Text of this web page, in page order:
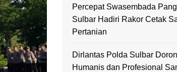
Percepat Swasembada
Sulbar Hadiri Rakor Cetak
Pertanian
Dirlantas Polda Sulbar
Humanis dan Profesional